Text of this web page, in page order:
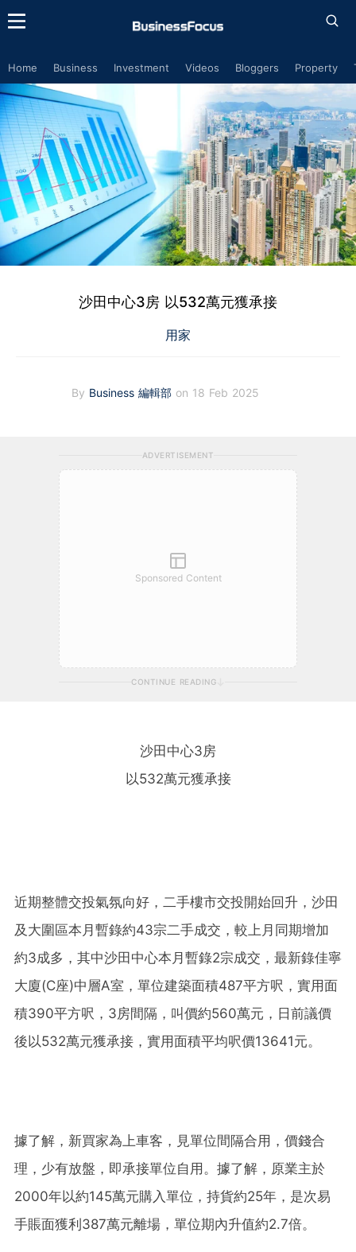
Home Business Investment Videos Bloggers Property
沙田中心3房 以532萬元獲承接
用家
By Business 編輯部 on 18 Feb 2025
ADVERTISEMENT
Sponsored Content
CONTINUE READING
沙田中心3房
以532萬元獲承接
近期整體交投氣氛向好，二手樓市交投開始回升，沙田
及大圍區本月暫錄約43宗二手成交，較上月同期增加
約3成多，其中沙田中心本月暫錄2宗成交，最新錄佳寧
大廈(C座)中層A室，單位建築面積487平方呎，實用面
積390平方呎，3房間隔，叫價約560萬元，日前議價
後以532萬元獲承接，實用面積平均呎價13641元。
據了解，新買家為上車客，見單位間隔合用，價錢合
理，少有放盤，即承接單位自用。據了解，原業主於
2000年以約145萬元購入單位，持貨約25年，是次易
手賬面獲利387萬元離場，單位期內升值約2.7倍。